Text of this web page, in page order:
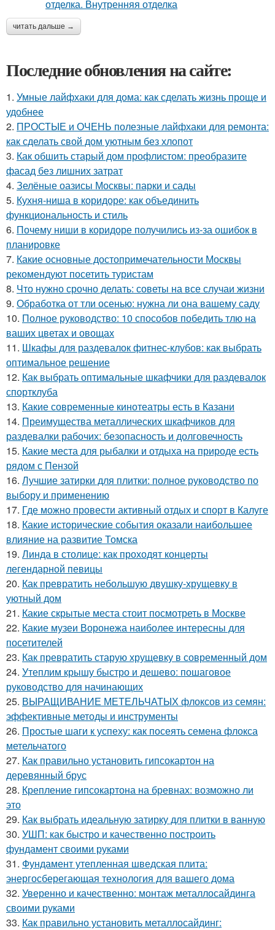
читать дальше →
Последние обновления на сайте:
1. Умные лайфхаки для дома: как сделать жизнь проще и
удобнее
2. ПРОСТЫЕ и ОЧЕНЬ полезные лайфхаки для ремонта:
как сделать свой дом уютным без хлопот
3. Как обшить старый дом профлистом: преобразите
фасад без лишних затрат
4. Зелёные оазисы Москвы: парки и сады
5. Кухня-ниша в коридоре: как объединить
функциональность и стиль
6. Почему ниши в коридоре получились из-за ошибок в
планировке
7. Какие основные достопримечательности Москвы
рекомендуют посетить туристам
8. Что нужно срочно делать: советы на все случаи жизни
9. Обработка от тли осенью: нужна ли она вашему саду
10. Полное руководство: 10 способов победить тлю на
ваших цветах и овощах
11. Шкафы для раздевалок фитнес-клубов: как выбрать
оптимальное решение
12. Как выбрать оптимальные шкафчики для раздевалок
спортклуба
13. Какие современные кинотеатры есть в Казани
14. Преимущества металлических шкафчиков для
раздевалки рабочих: безопасность и долговечность
15. Какие места для рыбалки и отдыха на природе есть
рядом с Пензой
16. Лучшие затирки для плитки: полное руководство по
выбору и применению
17. Где можно провести активный отдых и спорт в Калуге
18. Какие исторические события оказали наибольшее
влияние на развитие Томска
19. Линда в столице: как проходят концерты
легендарной певицы
20. Как превратить небольшую двушку-хрущевку в
уютный дом
21. Какие скрытые места стоит посмотреть в Москве
22. Какие музеи Воронежа наиболее интересны для
посетителей
23. Как превратить старую хрущевку в современный дом
24. Утеплим крышу быстро и дешево: пошаговое
руководство для начинающих
25. ВЫРАЩИВАНИЕ МЕТЕЛЬЧАТЫХ флоксов из семян:
эффективные методы и инструменты
26. Простые шаги к успеху: как посеять семена флокса
метельчатого
27. Как правильно установить гипсокартон на
деревянный брус
28. Крепление гипсокартона на бревнах: возможно ли
это
29. Как выбрать идеальную затирку для плитки в ванную
30. УШП: как быстро и качественно построить
фундамент своими руками
31. Фундамент утепленная шведская плита:
энергосберегающая технология для вашего дома
32. Уверенно и качественно: монтаж металлосайдинга
своими руками
33. Как правильно установить металлосайдинг: